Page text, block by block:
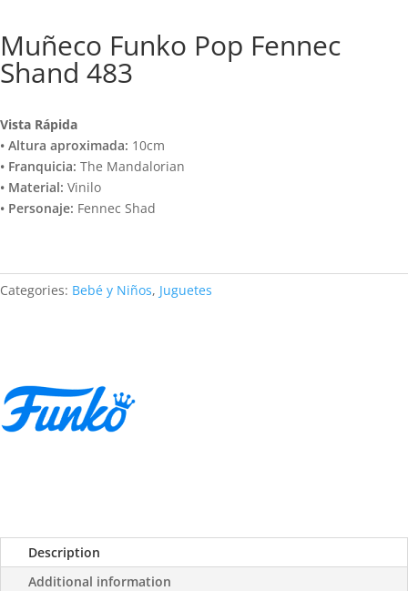
Muñeco Funko Pop Fennec
Shand 483
Vista Rápida
• Altura aproximada: 10cm
• Franquicia: The Mandalorian
• Material: Vinilo
• Personaje: Fennec Shad
Categories: Bebé y Niños, Juguetes
Description
Additional information